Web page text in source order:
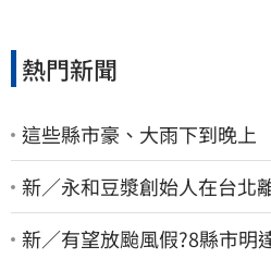
熱門新聞
這些縣市豪、大雨下到晚
新／永和豆漿創始人在台
新／有望放颱風假?8縣市明